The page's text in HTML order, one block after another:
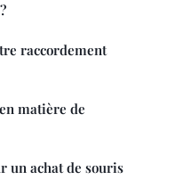
raccordement
matière de
un achat de souris